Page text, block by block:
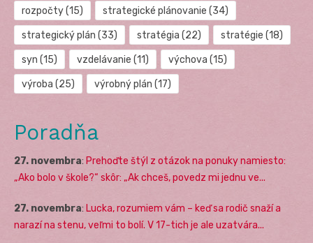
rozpočty(15) strategické plánovanie (34)
strategický plán (33) stratégia (22) stratégie (18)
syn (15) vzdelávanie (11) výchova (15)
výroba (25) výrobný plán (17)
Poradňa
27. novembra: Prehoďte štýl z otázok na ponuky namiesto:
„Ako bolo v škole?“ skôr: „Ak chceš, povedz mi jednu ve...
27. novembra: Lucka, rozumiem vám – keď sa rodič snaží a
narazí na stenu, veľmi to bolí. V 17-tich je ale uzatvára...